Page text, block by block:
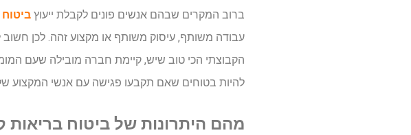
ברוב המקרים שבהם אנשים פונים לקבלת ייעוץ
עבודה משותף, עיסוק משותף או מקצוע זהה. לכן
הקבוצתי הכי טוב שיש, קיימת חברה מובילה שעם
להיות בטוחים שאם תקבעו פגישה עם אנשי
מהם היתרונות של ביטוח בריאות